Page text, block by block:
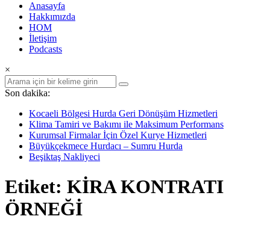
Anasayfa
Hakkımızda
HOM
İletişim
Podcasts
×
Son dakika:
Kocaeli Bölgesi Hurda Geri Dönüşüm Hizmetleri
Klima Tamiri ve Bakımı ile Maksimum Performans
Kurumsal Firmalar İçin Özel Kurye Hizmetleri
Büyükçekmece Hurdacı – Sumru Hurda
Beşiktaş Nakliyeci
Etiket: KİRA KONTRATI
ÖRNEĞİ